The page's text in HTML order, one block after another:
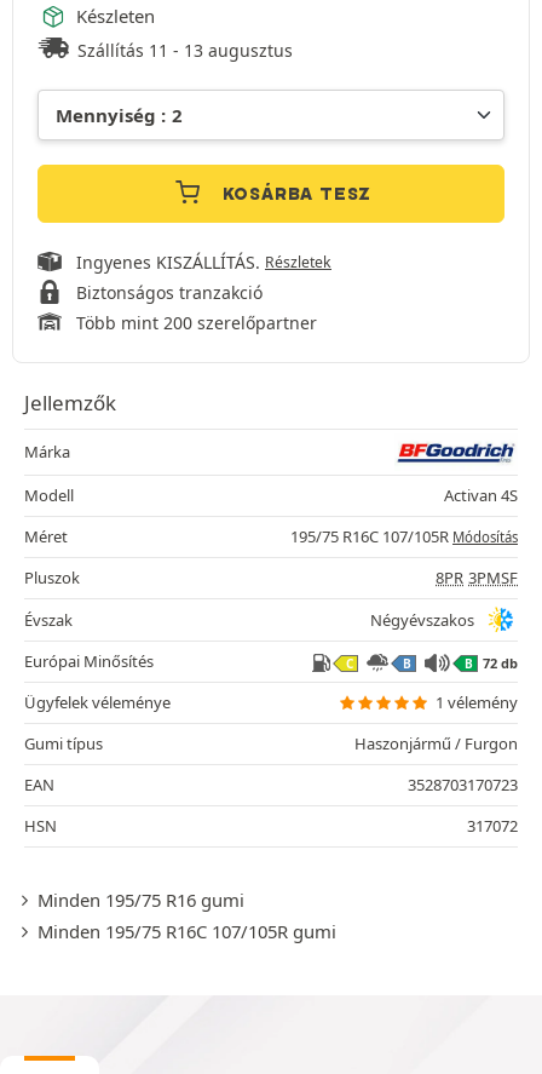
Készleten
Szállítás 11 - 13 augusztus
KOSÁRBA TESZ
Ingyenes KISZÁLLÍTÁS. Részletek
Biztonságos tranzakció
Több mint 200 szerelőpartner
Jellemzők
Márka
Modell
Activan 4S
Méret
195/75 R16C 107/105R Módosítás
Pluszok 8PR 3PMSF
Évszak
Négyévszakos
Európai Minősítés
C B B 72 db
Ügyfelek véleménye
1 vélemény
Gumi típus
Haszonjármű / Furgon
EAN
3528703170723
HSN
317072
Minden 195/75 R16 gumi
Minden 195/75 R16C 107/105R gumi